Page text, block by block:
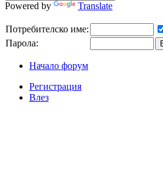
Powered by Translate
Потребителско име:
Парола:
Начало форум
Регистрация
Влез